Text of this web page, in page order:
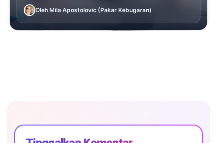
Oleh Mila Apostolovic (Pakar Kebugaran)